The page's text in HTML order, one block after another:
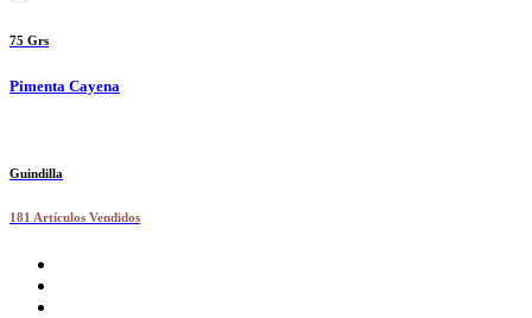
75 Grs
Pimenta Cayena
Guindilla
181 Artículos Vendidos